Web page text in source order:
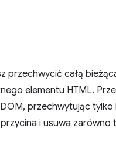
przechwycić całą
elementu HTML.
przechwytując
i usuwa zarówno